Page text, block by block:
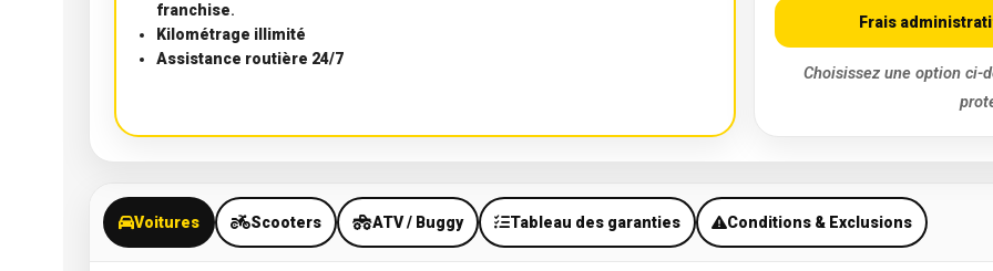
franchise.
Kilométrage illimité
Assistance routière 24/7
Frais
Choisissez une option ci-
Voitures Scooters ATV / Buggy Tableau des garanties Conditions & Exclusions